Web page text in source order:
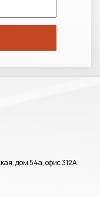
дом 54а, офис 312А